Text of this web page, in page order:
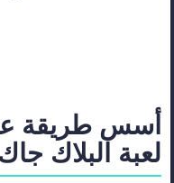
أسس طريقة
لعبة البلاك جاك